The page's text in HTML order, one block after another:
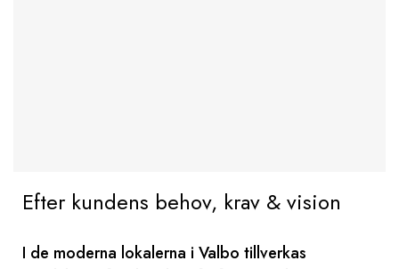
Efter kundens behov, krav & vision
I de moderna lokalerna i Valbo tillverkas